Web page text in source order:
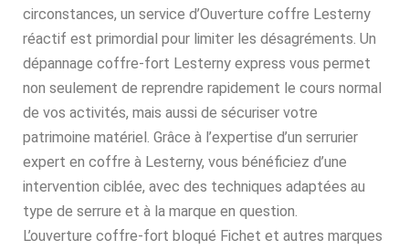
circonstances, un service d’Ouverture coffre Lesterny
réactif est primordial pour limiter les désagréments. Un
dépannage coffre-fort Lesterny express vous permet
non seulement de reprendre rapidement le cours normal
de vos activités, mais aussi de sécuriser votre
patrimoine matériel. Grâce à l’expertise d’un serrurier
expert en coffre à Lesterny, vous bénéficiez d’une
intervention ciblée, avec des techniques adaptées au
type de serrure et à la marque en question.
L’ouverture coffre-fort bloqué Fichet et autres marques